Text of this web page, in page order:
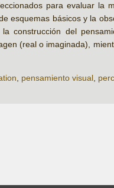
para evaluar la
esquemas básicos y la
construcción del
(real o imaginada),
, pensamiento visual,